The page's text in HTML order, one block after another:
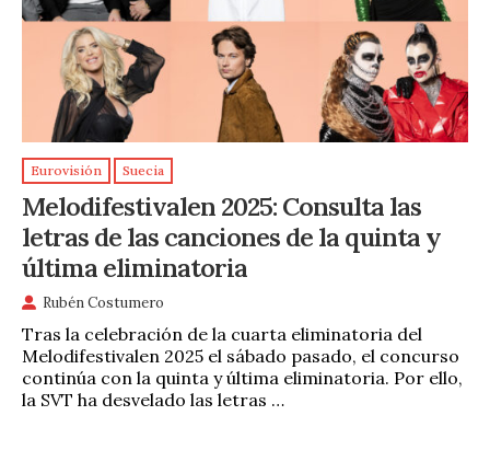
Eurovisión Suecia
Melodifestivalen 2025: Consulta las
letras de las canciones de la quinta y
última eliminatoria
Rubén Costumero
Tras la celebración de la cuarta eliminatoria del
Melodifestivalen 2025 el sábado pasado, el concurso
continúa con la quinta y última eliminatoria. Por ello,
la SVT ha desvelado las letras …